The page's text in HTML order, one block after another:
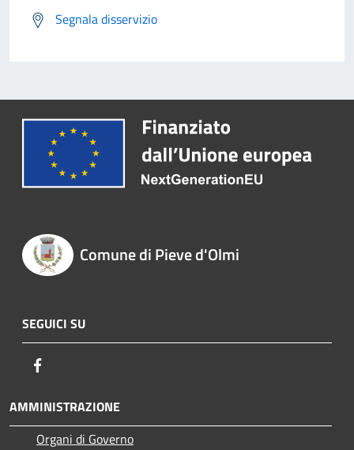
Segnala disservizio
Comune di Pieve d'Olmi
SEGUICI SU
AMMINISTRAZIONE
Organi di Governo